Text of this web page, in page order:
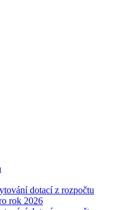
dotací z rozpočtu
rok 2026